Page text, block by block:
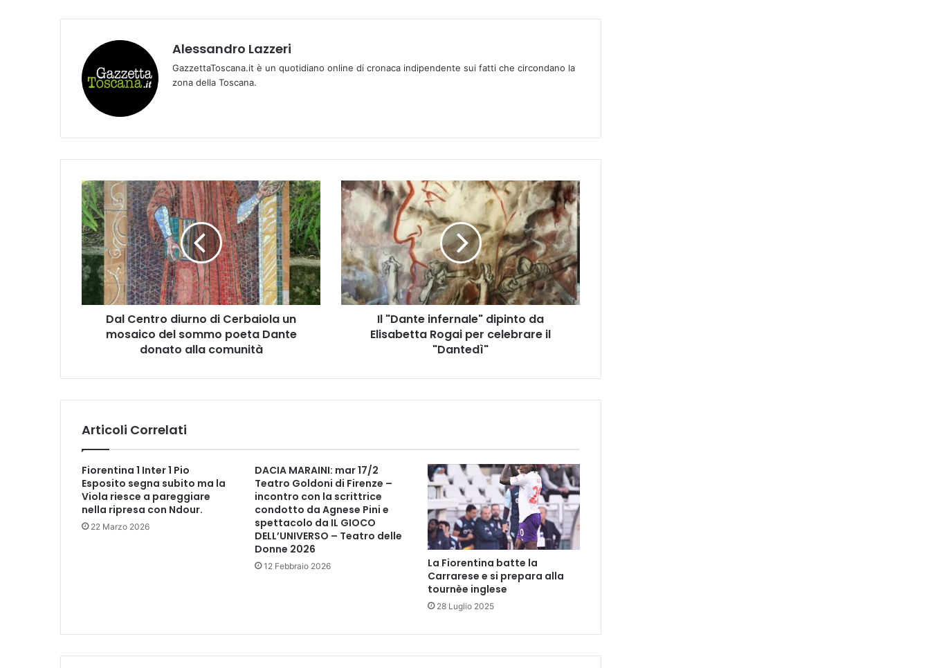
Alessandro Lazzeri
GazzettaToscana.it è un quotidiano online di cronaca indipendente sui fatti che circondano la
zona della Toscana.
D
a
l
C
e
n
t
r
o
n
C
e
b
a
i
o
a
Dal Centro diurno di Cerbaiola un
mosaico del sommo poeta Dante
donato alla comunità
I
l
"
D
a
n
t
e
i
n
d
p
i
n
t
o
a
Il "Dante infernale" dipinto da
Elisabetta Rogai per celebrare il
"Dantedì"
Articoli Correlati
Fiorentina 1 Inter 1 Pio
Esposito segna subito ma la
Viola riesce a pareggiare
nella ripresa con Ndour.
22 Marzo 2026
DACIA MARAINI: mar 17/2
Teatro Goldoni di Firenze –
incontro con la scrittrice
condotto da Agnese Pini e
spettacolo da IL GIOCO
DELL’UNIVERSO – Teatro delle
Donne 2026
12 Febbraio 2026
La Fiorentina batte la
Carrarese e si prepara alla
tournèe inglese
28 Luglio 2025